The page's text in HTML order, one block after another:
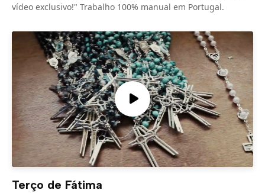
vídeo exclusivo!" Trabalho 100% manual em Portugal.
Terço de Fátima